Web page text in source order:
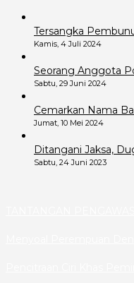
Tersangka
Kamis, 4 Juli 2024
Seorang Anggota
Sabtu, 29 Juni 2024
Cemarkan Nama
Jumat, 10 Mei 2024
Ditangani Jaksa,
Sabtu, 24 Juni 2023